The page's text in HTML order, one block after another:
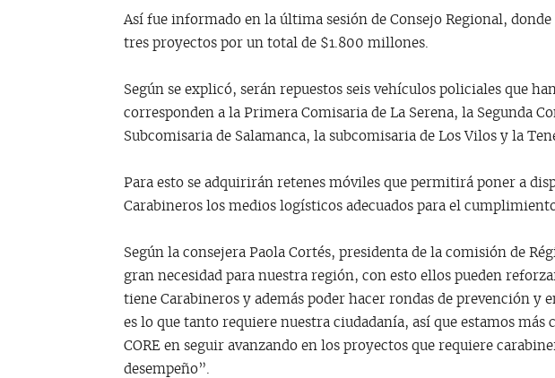
Así fue informado en la última sesión de Consejo Regional,
tres proyectos por un total de $1.800 millones.
Según se explicó, serán repuestos seis vehículos policiales que
corresponden a la Primera Comisaria de La Serena, la Segunda
Subcomisaria de Salamanca, la subcomisaria de Los Vilos y la
Para esto se adquirirán retenes móviles que permitirá poner a
Carabineros los medios logísticos adecuados para el
Según la consejera Paola Cortés, presidenta de la comisión de
gran necesidad para nuestra región, con esto ellos pueden
tiene Carabineros y además poder hacer rondas de prevención y
es lo que tanto requiere nuestra ciudadanía, así que estamos más
CORE en seguir avanzando en los proyectos que requiere
desempeño”.